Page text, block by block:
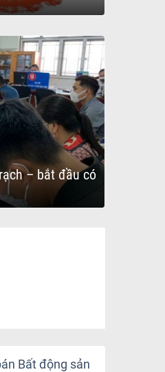
– bắt đầu có
Bất động sản